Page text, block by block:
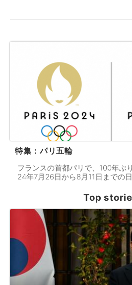
特集：パリ五輪
フランスの首都パリで、100年ぶ
24年7月26日から8月11日までの
Top